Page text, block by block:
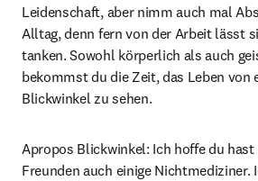
Leidenschaft, aber nimm auch mal
Alltag, denn fern von der Arbeit lässt
tanken. Sowohl körperlich als auch
bekommst du die Zeit, das Leben von
Blickwinkel zu sehen.
Apropos Blickwinkel: Ich hoffe du
Freunden auch einige Nichtmediziner.